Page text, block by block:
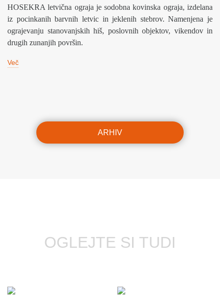
HOSEKRA letvična ograja je sodobna kovinska ograja, izdelana
iz pocinkanih barvnih letvic in jeklenih stebrov. Namenjena je
ograjevanju stanovanjskih hiš, poslovnih objektov, vikendov in
drugih zunanjih površin.
Več
ARHIV
OGLEJTE SI TUDI